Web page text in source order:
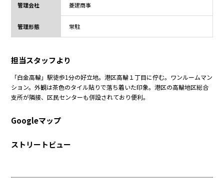
管理会社 菱建商事
管理形態 常駐
担当スタッフより
「白金高輪」駅徒歩1分の好立地。港区高輪１丁目に佇む。ワンルームマン
ション。外観は茶色のタイル貼りで落ち着いた印象。港区の高輪地区総合
支所が隣接、区民センターも併設されており便利。
Googleマップ
ストリートビュー